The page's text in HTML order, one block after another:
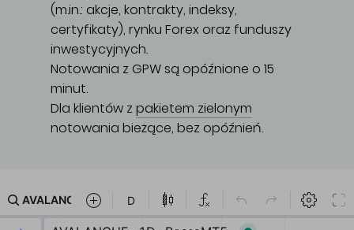
(m.in.: akcje, kontrakty, indeksy,
certyfikaty), rynku Forex oraz funduszy
inwestycyjnych.
Notowania z GPW są opóźnione o 15
minut.
Dla klientów zpakietem zielonym
notowania bieżące, bez opóźnień.